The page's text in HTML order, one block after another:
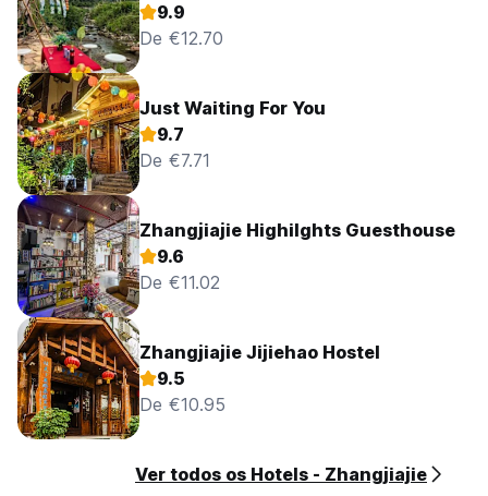
9.9
De €12.70
Just Waiting For You
9.7
De €7.71
Zhangjiajie Highilghts Guesthouse
9.6
De €11.02
Zhangjiajie Jijiehao Hostel
9.5
De €10.95
Ver todos os Hotels - Zhangjiajie